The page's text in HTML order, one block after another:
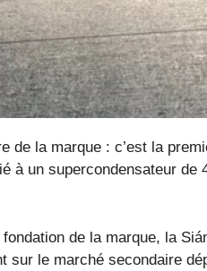
de la marque : c’est la
à un supercondensateur
de la marque, la
sur le marché secondaire